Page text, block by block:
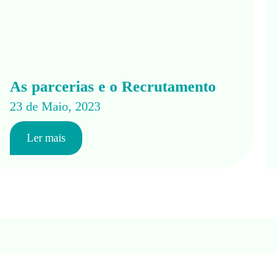
As parcerias e o Recrutamento
23 de Maio, 2023
Ler mais